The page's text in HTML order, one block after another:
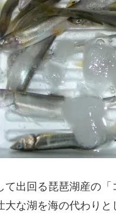
て出回る琵琶湖産の
大な湖を海の代わりと